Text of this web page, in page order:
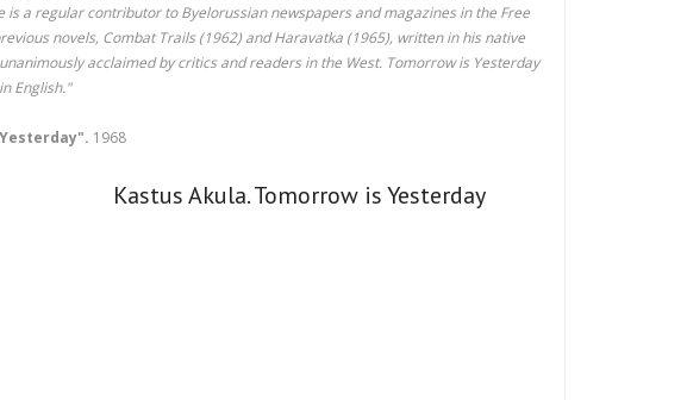
is a regular contributor to Byelorussian newspapers and magazines in the Free
novels, Combat Trails (1962) and Haravatka (1965), written in his native
acclaimed by critics and readers in the West. Tomorrow is Yesterday
English."
1968
Kastus Akula. Tomorrow is Yesterday